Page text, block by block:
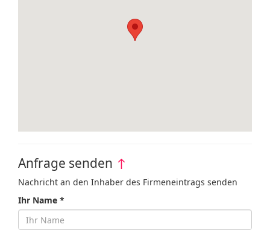
Anfrage senden ↑
Nachricht an den Inhaber des Firmeneintrags senden
Ihr Name *